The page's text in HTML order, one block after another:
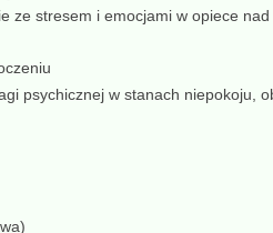
ze stresem i emocjami w opiece nad
psychicznej w stanach niepokoju,